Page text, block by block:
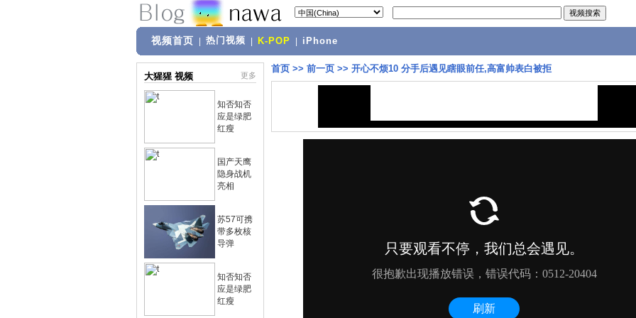
视频首页 热门视频 K-POP iPhone
大猩猩 视频 更多
知否知否
应是绿肥
红瘦
国产天鹰
隐身战机
亮相
苏57可携
带多枚核
导弹
知否知否
应是绿肥
红瘦
首页 >> 前一页 >> 开心不烦10 分手后遇见瞎眼前任,高富帅表白被拒